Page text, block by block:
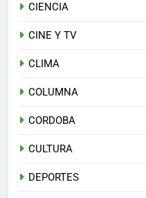
CIENCIA
CINE Y TV
CLIMA
COLUMNA
CORDOBA
CULTURA
DEPORTES